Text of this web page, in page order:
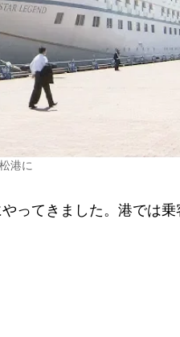
港に
ってきました。港では乗